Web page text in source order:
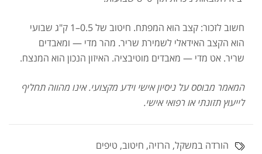
חשוב לזכור: קצב הוא המפתח. חיטוב של 0.5–1 ק"ג שבועי
הוא הקצב האידאלי לשמירת שריר. מהר מדי — ומאבדים
שריר. אט מדי — מאבדים מוטיבציה. האיזון הנכון הוא המנצח.
המאמר מבוסס על ניסיון אישי וידע מקצועי. אינו מהווה תחליף
לייעוץ תזונתי או רפואי אישי.
הורדה במשקל, הרזיה, חיטוב, טיפים